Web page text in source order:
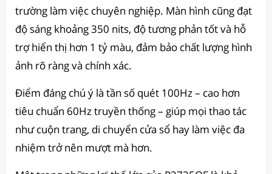
trường làm việc chuyên nghiệp. Màn hình cũng đạt
độ sáng khoảng 350 nits, độ tương phản tốt và hỗ
trợ hiển thị hơn 1 tỷ màu, đảm bảo chất lượng hình
ảnh rõ ràng và chính xác.
Điểm đáng chú ý là tần số quét 100Hz – cao hơn
tiêu chuẩn 60Hz truyền thống – giúp mọi thao tác
như cuộn trang, di chuyển cửa sổ hay làm việc đa
nhiệm trở nên mượt mà hơn.